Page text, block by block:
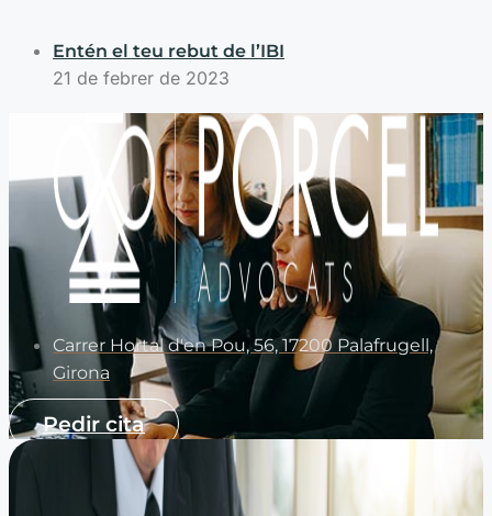
Entén el teu rebut de l’IBI
21 de febrer de 2023
Carrer Hortal d'en Pou, 56, 17200 Palafrugell,
Girona
Pedir cita